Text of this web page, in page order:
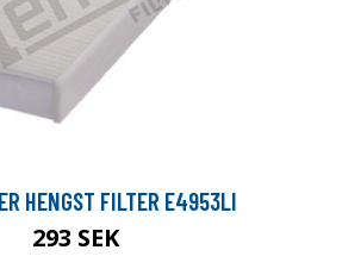
HENGST FILTER E4953LI
293 SEK